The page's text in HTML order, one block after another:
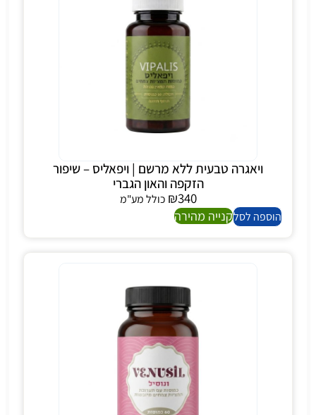
ויאגרה טבעית ללא מרשם | ויפאליס – שיפור
הזקפה והאון הגברי
₪340
כולל מע"מ
הוספה לסלקנייה מהירה